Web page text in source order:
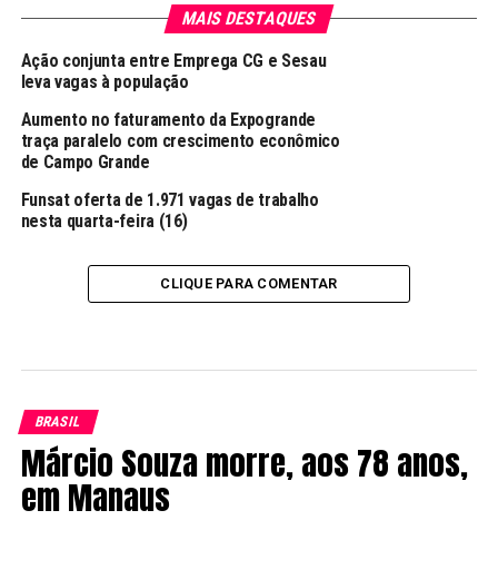
MAIS DESTAQUES
Ação conjunta entre Emprega CG e Sesau
leva vagas à população
Aumento no faturamento da Expogrande
traça paralelo com crescimento econômico
de Campo Grande
Funsat oferta de 1.971 vagas de trabalho
nesta quarta-feira (16)
CLIQUE PARA COMENTAR
BRASIL
Márcio Souza morre, aos 78 anos,
em Manaus